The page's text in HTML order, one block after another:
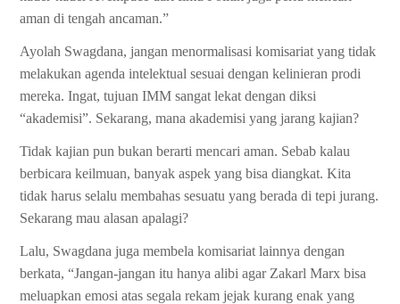
aman di tengah ancaman.”
Ayolah Swagdana, jangan menormalisasi komisariat yang tidak
melakukan agenda intelektual sesuai dengan kelinieran prodi
mereka. Ingat, tujuan IMM sangat lekat dengan diksi
“akademisi”. Sekarang, mana akademisi yang jarang kajian?
Tidak kajian pun bukan berarti mencari aman. Sebab kalau
berbicara keilmuan, banyak aspek yang bisa diangkat. Kita
tidak harus selalu membahas sesuatu yang berada di tepi jurang.
Sekarang mau alasan apalagi?
Lalu, Swagdana juga membela komisariat lainnya dengan
berkata, “Jangan-jangan itu hanya alibi agar Zakarl Marx bisa
meluapkan emosi atas segala rekam jejak kurang enak yang